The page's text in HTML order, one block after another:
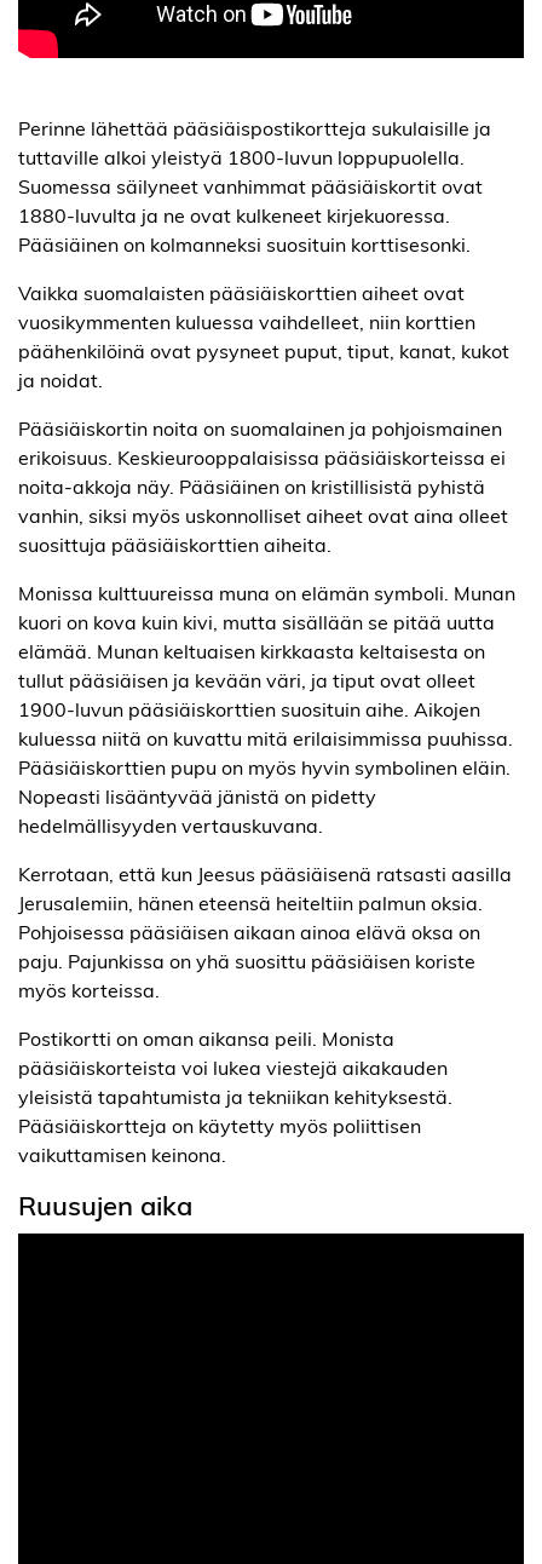
Perinne lähettää pääsiäispostikortteja sukulaisille ja
tuttaville alkoi yleistyä 1800-luvun loppupuolella.
Suomessa säilyneet vanhimmat pääsiäiskortit ovat
1880-luvulta ja ne ovat kulkeneet kirjekuoressa.
Pääsiäinen on kolmanneksi suosituin korttisesonki.
Vaikka suomalaisten pääsiäiskorttien aiheet ovat
vuosikymmenten kuluessa vaihdelleet, niin korttien
päähenkilöinä ovat pysyneet puput, tiput, kanat, kukot
ja noidat.
Pääsiäiskortin noita on suomalainen ja pohjoismainen
erikoisuus. Keskieurooppalaisissa pääsiäiskorteissa ei
noita-akkoja näy. Pääsiäinen on kristillisistä pyhistä
vanhin, siksi myös uskonnolliset aiheet ovat aina olleet
suosittuja pääsiäiskorttien aiheita.
Monissa kulttuureissa muna on elämän symboli. Munan
kuori on kova kuin kivi, mutta sisällään se pitää uutta
elämää. Munan keltuaisen kirkkaasta keltaisesta on
tullut pääsiäisen ja kevään väri, ja tiput ovat olleet
1900-luvun pääsiäiskorttien suosituin aihe. Aikojen
kuluessa niitä on kuvattu mitä erilaisimmissa puuhissa.
Pääsiäiskorttien pupu on myös hyvin symbolinen eläin.
Nopeasti lisääntyvää jänistä on pidetty
hedelmällisyyden vertauskuvana.
Kerrotaan, että kun Jeesus pääsiäisenä ratsasti aasilla
Jerusalemiin, hänen eteensä heiteltiin palmun oksia.
Pohjoisessa pääsiäisen aikaan ainoa elävä oksa on
paju. Pajunkissa on yhä suosittu pääsiäisen koriste
myös korteissa.
Postikortti on oman aikansa peili. Monista
pääsiäiskorteista voi lukea viestejä aikakauden
yleisistä tapahtumista ja tekniikan kehityksestä.
Pääsiäiskortteja on käytetty myös poliittisen
vaikuttamisen keinona.
Ruusujen aika